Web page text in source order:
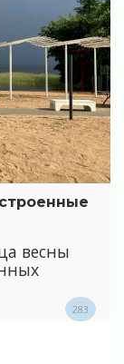
весны
283